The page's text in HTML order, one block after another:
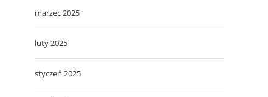
marzec 2025
luty 2025
styczeń 2025